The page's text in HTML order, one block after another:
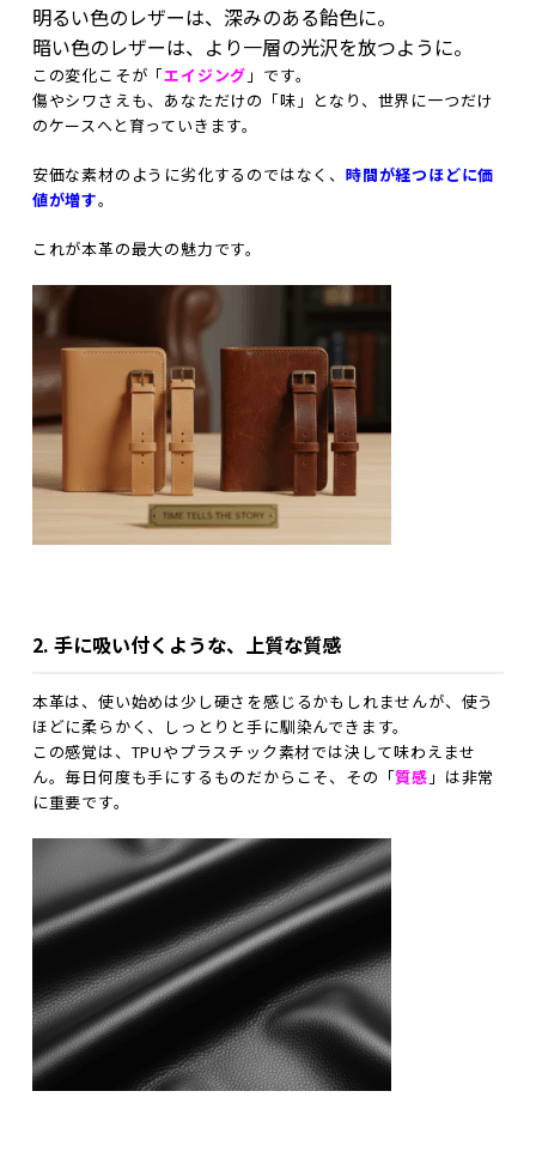
明るい色のレザーは、深みのある飴色に。
暗い色のレザーは、より一層の光沢を放つように。
この変化こそが「エイジング 」です。
傷やシワさえも、あなただけの「味」となり、世界に一つだけ
のケースへと育っていきます。
安価な素材のように劣化するのではなく、時間が経つほどに価
値が増す。
これが本革の最大の魅力です。
2. 手に吸い付くような、上質な質感
本革は、使い始めは少し硬さを感じるかもしれませんが、使う
ほどに柔らかく、しっとりと手に馴染んできます。
この感覚は、TPUやプラスチック素材では決して味わえませ
ん。毎日何度も手にするものだからこそ、その「質感 」は非常
に重要です。